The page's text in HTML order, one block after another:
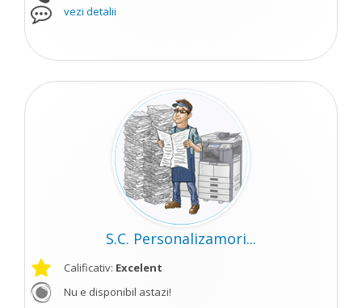
vezi detalii
S.C. Personalizamori...
Calificativ: Excelent
Nu e disponibil astazi!